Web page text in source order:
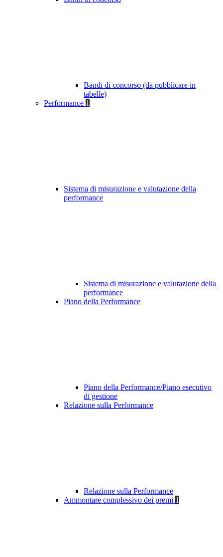
Bandi di concorso (da pubblicare in
tabelle)
Performance 1
Sistema di misurazione e valutazione della
performance
Sistema di misurazione e valutazione della
performance
Piano della Performance
Piano della Performance/Piano esecutivo
di gestione
Relazione sulla Performance
Relazione sulla Performance
Ammontare complessivo dei premi 1